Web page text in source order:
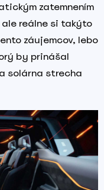
zatemnením
reálne si takýto
záujemcov, lebo
by prinášal
solárna strecha